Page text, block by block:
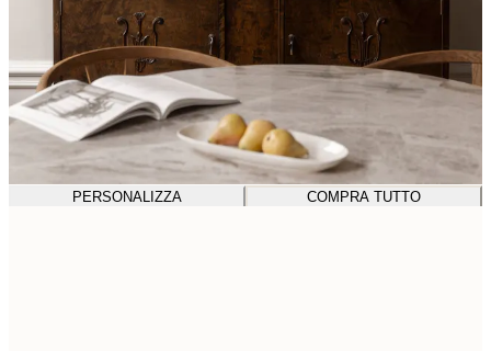
PERSONALIZZA COMPRA TUTTO